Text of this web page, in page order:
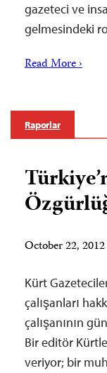
gazeteci ve
gelmesindeki
Read More ›
Raporlar
October 22,
Kürt
çalışanları
çalışanının
Bir editör
veriyor; bir